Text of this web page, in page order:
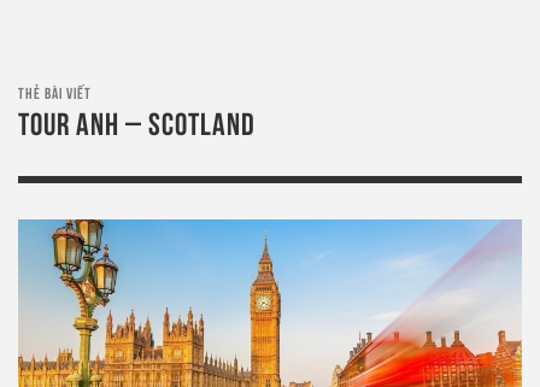
THẺ BÀI VIẾT
TOUR ANH – SCOTLAND